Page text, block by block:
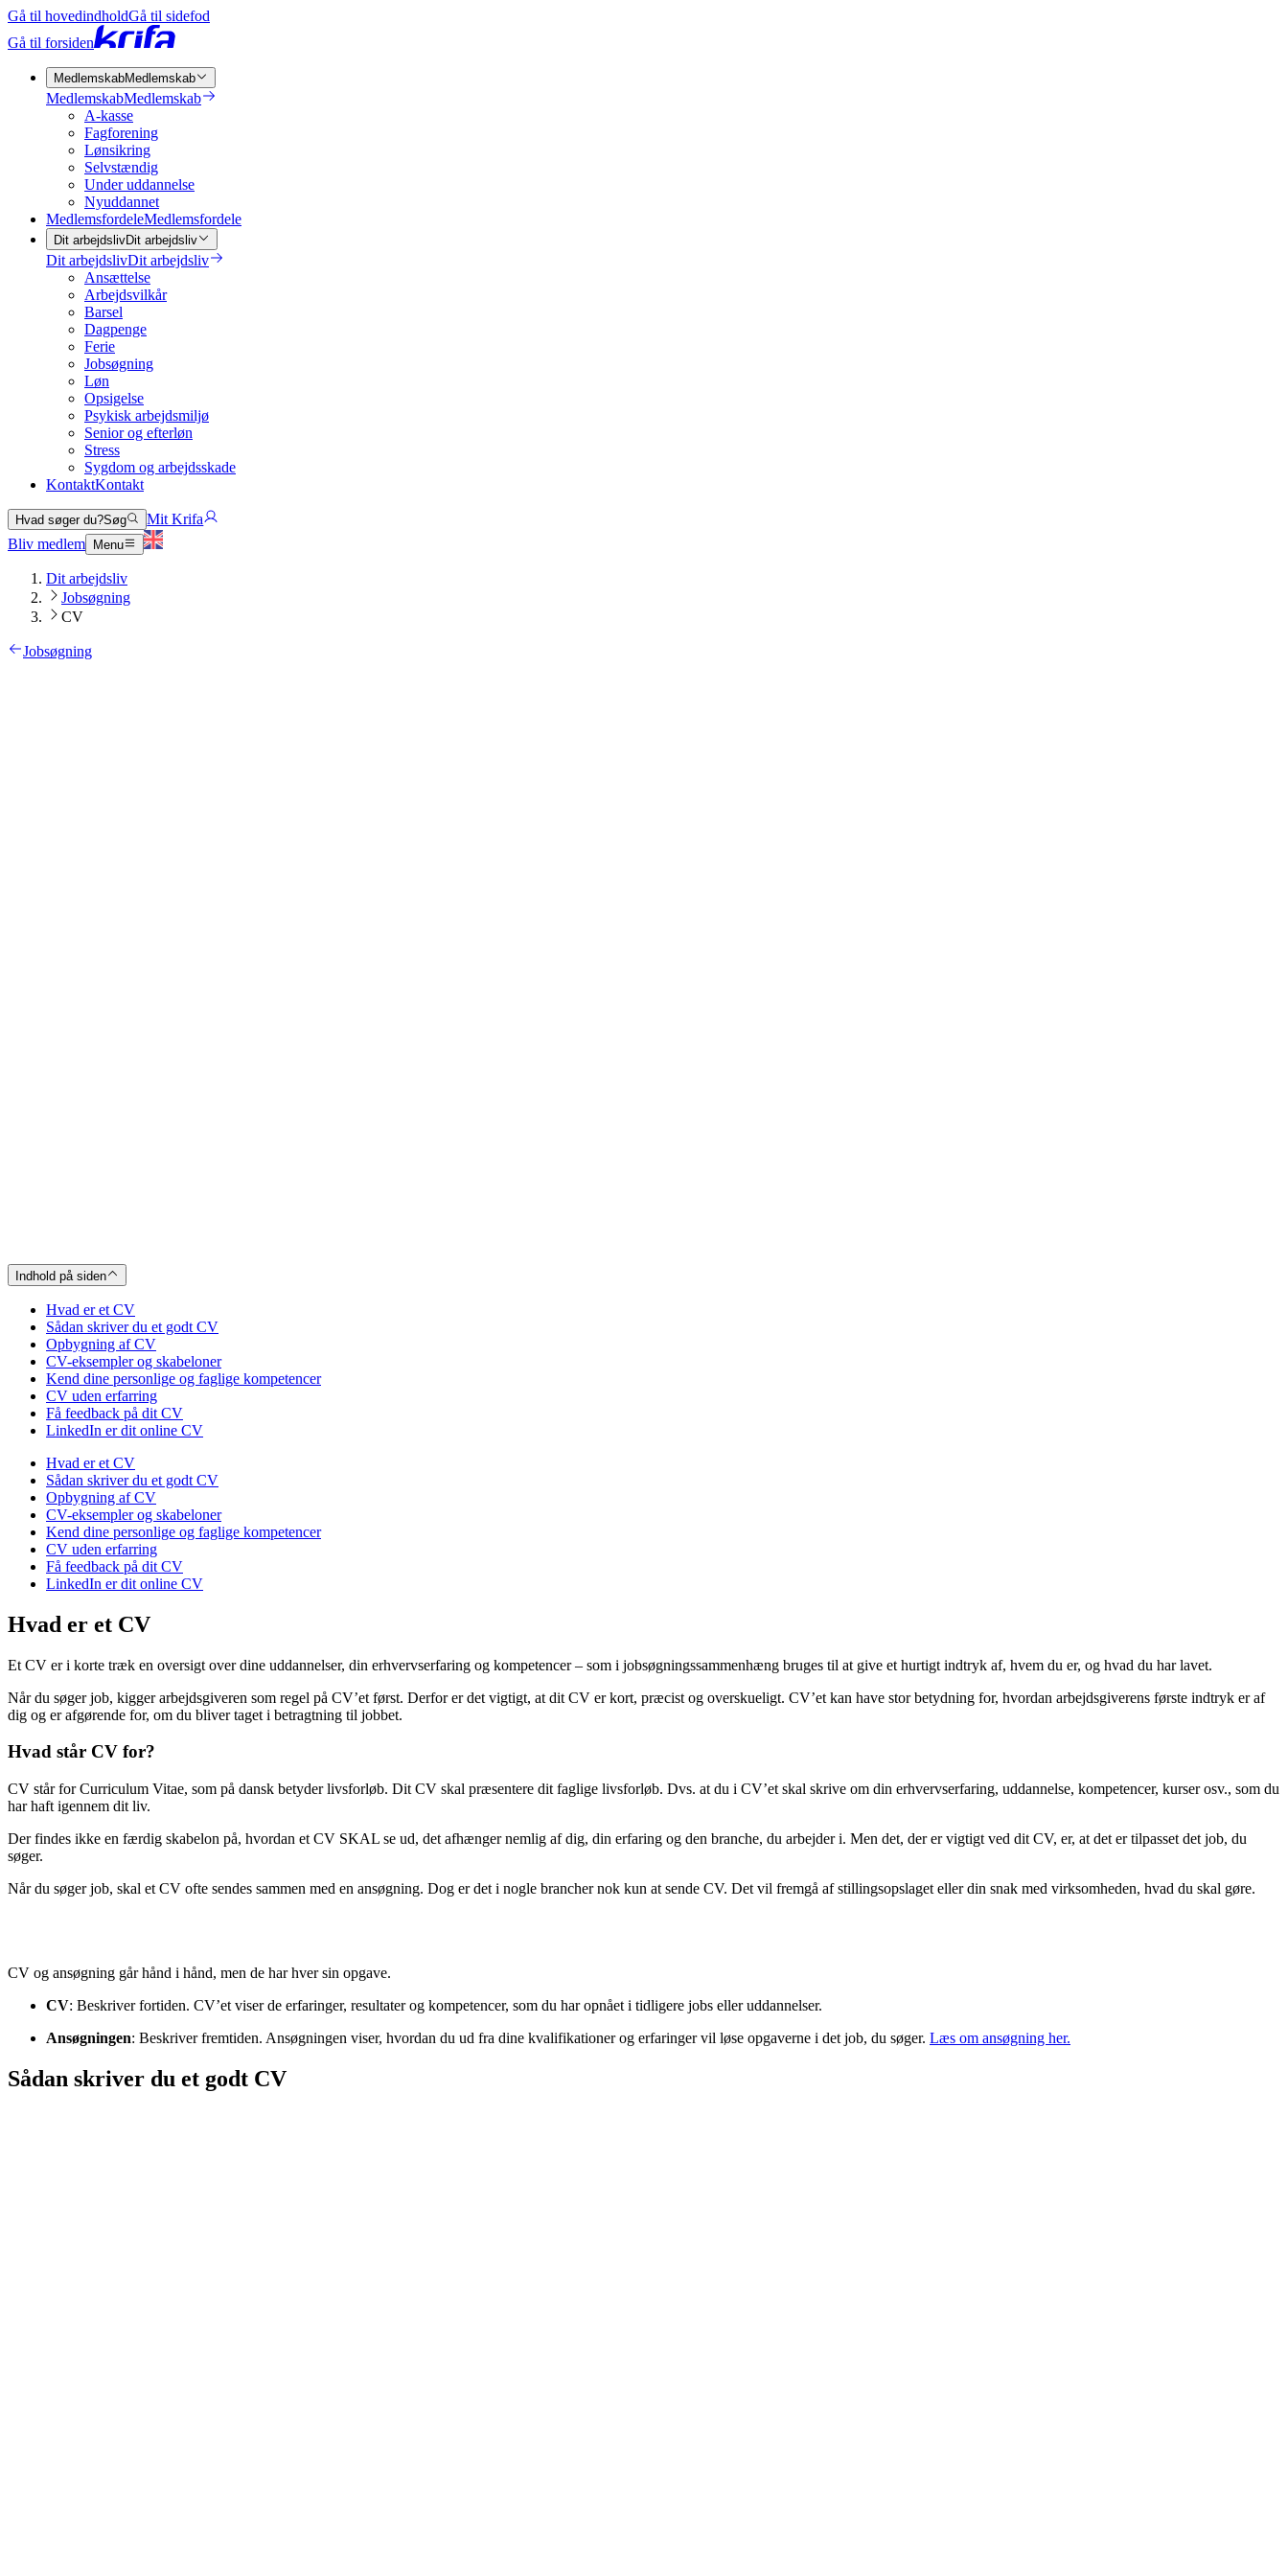
Gå til hovedindholdGå til sidefod
Gå til forsiden
MedlemskabMedlemskab
MedlemskabMedlemskab
A-kasse
Fagforening
Lønsikring
Selvstændig
Under uddannelse
Nyuddannet
MedlemsfordeleMedlemsfordele
Dit arbejdslivDit arbejdsliv
Dit arbejdslivDit arbejdsliv
Ansættelse
Arbejdsvilkår
Barsel
Dagpenge
Ferie
Jobsøgning
Løn
Opsigelse
Psykisk arbejdsmiljø
Senior og efterløn
Stress
Sygdom og arbejdsskade
KontaktKontakt
Hvad søger du?Søg
Mit Krifa
Bliv medlem
Menu
Dit arbejdsliv
Jobsøgning
CV
Jobsøgning
Indhold på siden
Hvad er et CV
Sådan skriver du et godt CV
Opbygning af CV
CV-eksempler og skabeloner
Kend dine personlige og faglige kompetencer
CV uden erfarring
Få feedback på dit CV
LinkedIn er dit online CV
Hvad er et CV
Sådan skriver du et godt CV
Opbygning af CV
CV-eksempler og skabeloner
Kend dine personlige og faglige kompetencer
CV uden erfarring
Få feedback på dit CV
LinkedIn er dit online CV
Hvad er et CV
Et CV er i korte træk en oversigt over dine uddannelser, din erhvervserfaring og kompetencer – som i jobsøgningssammenhæng bruges til at give et hurtigt indtryk af, hvem du er, og hvad du har lavet.
Når du søger job, kigger arbejdsgiveren som regel på CV’et først. Derfor er det vigtigt, at dit CV er kort, præcist og overskueligt. CV’et kan have stor betydning for, hvordan arbejdsgiverens første indtryk er af
dig og er afgørende for, om du bliver taget i betragtning til jobbet.
Hvad står CV for?
CV står for Curriculum Vitae, som på dansk betyder livsforløb. Dit CV skal præsentere dit faglige livsforløb. Dvs. at du i CV’et skal skrive om din erhvervserfaring, uddannelse, kompetencer, kurser osv., som du
har haft igennem dit liv.
Der findes ikke en færdig skabelon på, hvordan et CV SKAL se ud, det afhænger nemlig af dig, din erfaring og den branche, du arbejder i. Men det, der er vigtigt ved dit CV, er, at det er tilpasset det job, du
søger.
Når du søger job, skal et CV ofte sendes sammen med en ansøgning. Dog er det i nogle brancher nok kun at sende CV. Det vil fremgå af stillingsopslaget eller din snak med virksomheden, hvad du skal gøre.
CV og ansøgning går hånd i hånd, men de har hver sin opgave.
CV: Beskriver fortiden. CV’et viser de erfaringer, resultater og kompetencer, som du har opnået i tidligere jobs eller uddannelser.
Ansøgningen: Beskriver fremtiden. Ansøgningen viser, hvordan du ud fra dine kvalifikationer og erfaringer vil løse opgaverne i det job, du søger. Læs om ansøgning her.
Sådan skriver du et godt CV